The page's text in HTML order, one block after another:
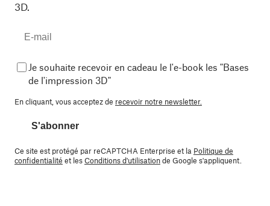
3D.
Je souhaite recevoir en cadeau le l'e-book les "Bases
de l'impression 3D"
En cliquant, vous acceptez de recevoir notre newsletter.
S'abonner
Ce site est protégé par reCAPTCHA Enterprise et la Politique de
confidentialité et lesConditions d'utilisationde Google s'appliquent.